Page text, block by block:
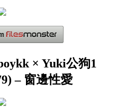
× Yuki公狗1
– 窗邊性愛